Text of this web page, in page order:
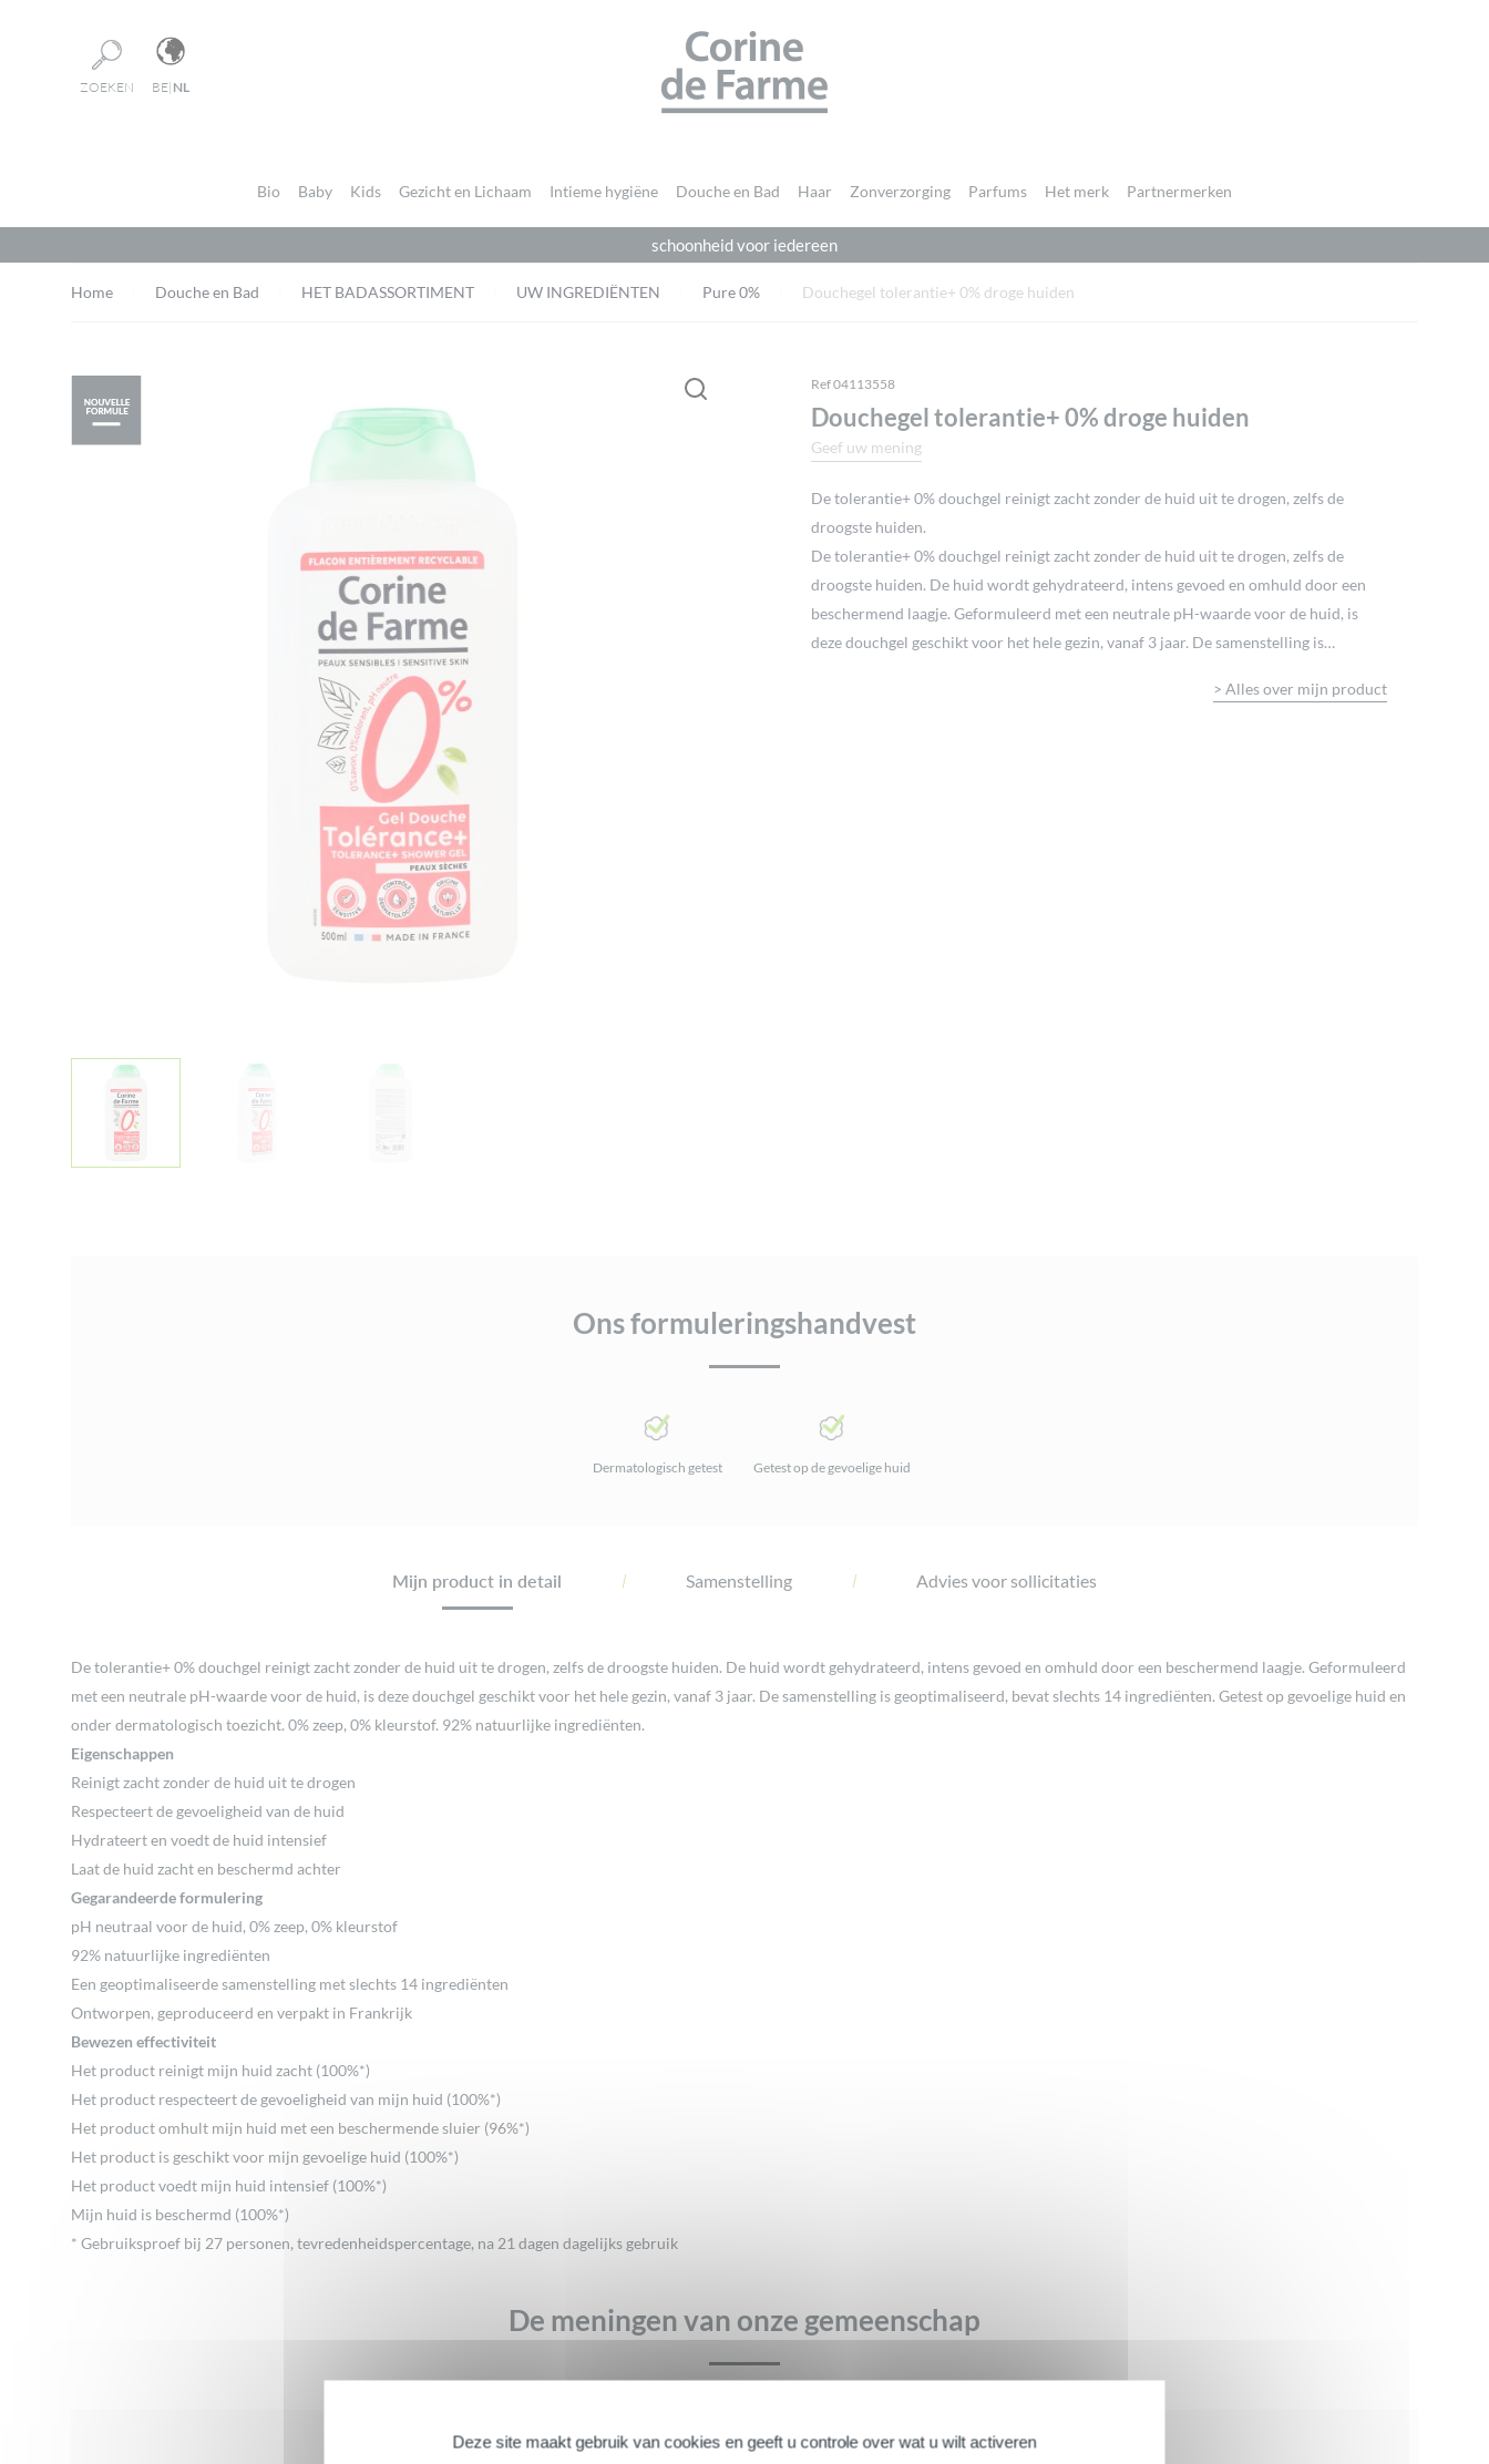
ZOEKEN BE| NL
CORINE DE FARME
Bio Baby Kids Gezicht en Lichaam Intieme hygiëne Douche en Bad Haar Zonverzorging Parfums Het merk Partnermerken
schoonheid voor iedereen
Home Douche en Bad HET BADASSORTIMENT UW INGREDIËNTEN Pure 0% Douchegel tolerantie+ 0% droge huiden
Ref 04113558
Douchegel tolerantie+ 0% droge huiden
Geef uw mening
De tolerantie+ 0% douchgel reinigt zacht zonder de huid uit te drogen, zelfs de
droogste huiden.
De tolerantie+ 0% douchgel reinigt zacht zonder de huid uit te drogen, zelfs de
droogste huiden. De huid wordt gehydrateerd, intens gevoed en omhuld door een
beschermend laagje. Geformuleerd met een neutrale pH-waarde voor de huid, is
deze douchgel geschikt voor het hele gezin, vanaf 3 jaar. De samenstelling is
dermatologisch toezicht. 0% zeep, 0% kleurstof. 92% natuurlijke ingrediënten.
> Alles over mijn product
Ons formuleringshandvest
Dermatologisch getest Getest op de gevoelige huid
Mijn product in detail Samenstelling Advies voor sollicitaties
De tolerantie+ 0% douchgel reinigt zacht zonder de huid uit te drogen, zelfs de droogste huiden. De huid wordt gehydrateerd, intens gevoed en omhuld door een beschermend laagje. Geformuleerd
met een neutrale pH-waarde voor de huid, is deze douchgel geschikt voor het hele gezin, vanaf 3 jaar. De samenstelling is geoptimaliseerd, bevat slechts 14 ingrediënten. Getest op gevoelige huid en
onder dermatologisch toezicht. 0% zeep, 0% kleurstof. 92% natuurlijke ingrediënten.
Eigenschappen
Reinigt zacht zonder de huid uit te drogen
Respecteert de gevoeligheid van de huid
Hydrateert en voedt de huid intensief
Laat de huid zacht en beschermd achter
Gegarandeerde formulering
pH neutraal voor de huid, 0% zeep, 0% kleurstof
92% natuurlijke ingrediënten
Een geoptimaliseerde samenstelling met slechts 14 ingrediënten
Ontworpen, geproduceerd en verpakt in Frankrijk
Bewezen effectiviteit
Het product reinigt mijn huid zacht (100%*)
Het product respecteert de gevoeligheid van mijn huid (100%*)
Het product omhult mijn huid met een beschermende sluier (96%*)
Het product is geschikt voor mijn gevoelige huid (100%*)
Het product voedt mijn huid intensief (100%*)
Mijn huid is beschermd (100%*)
* Gebruiksproef bij 27 personen, tevredenheidspercentage, na 21 dagen dagelijks gebruik
De meningen van onze gemeenschap
Je moetingelogd zijnom een beoordeling te plaatsen.
Deze site maakt gebruik van cookies en geeft u controle over wat u wilt activeren